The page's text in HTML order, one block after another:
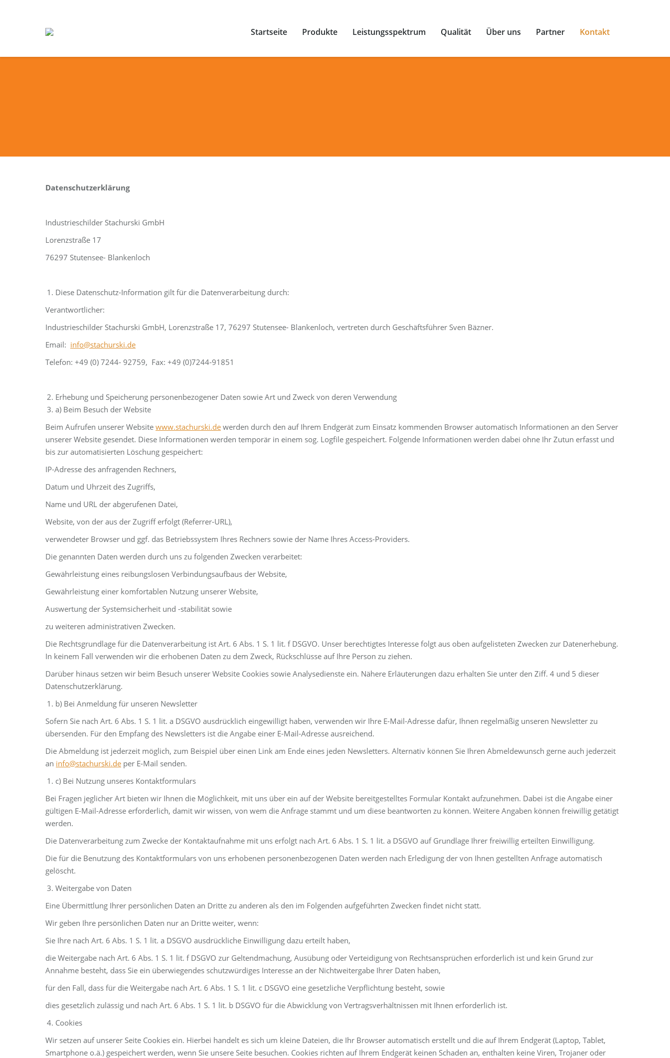
Startseite Produkte Leistungsspektrum Qualität Über uns Partner Kontakt
Datenschutzerklärung
Industrieschilder Stachurski GmbH
Lorenzstraße 17
76297 Stutensee- Blankenloch
Diese Datenschutz-Information gilt für die Datenverarbeitung durch:
Verantwortlicher:
Industrieschilder Stachurski GmbH, Lorenzstraße 17, 76297 Stutensee- Blankenloch, vertreten durch Geschäftsführer Sven Bäzner.
Email: info@stachurski.de
Telefon: +49 (0) 7244- 92759, Fax: +49 (0)7244-91851
Erhebung und Speicherung personenbezogener Daten sowie Art und Zweck von deren Verwendung
a) Beim Besuch der Website
Beim Aufrufen unserer Website www.stachurski.de werden durch den auf Ihrem Endgerät zum Einsatz kommenden Browser automatisch Informationen an den Server
unserer Website gesendet. Diese Informationen werden temporär in einem sog. Logfile gespeichert. Folgende Informationen werden dabei ohne Ihr Zutun erfasst und
bis zur automatisierten Löschung gespeichert:
IP-Adresse des anfragenden Rechners,
Datum und Uhrzeit des Zugriffs,
Name und URL der abgerufenen Datei,
Website, von der aus der Zugriff erfolgt (Referrer-URL),
verwendeter Browser und ggf. das Betriebssystem Ihres Rechners sowie der Name Ihres Access-Providers.
Die genannten Daten werden durch uns zu folgenden Zwecken verarbeitet:
Gewährleistung eines reibungslosen Verbindungsaufbaus der Website,
Gewährleistung einer komfortablen Nutzung unserer Website,
Auswertung der Systemsicherheit und -stabilität sowie
zu weiteren administrativen Zwecken.
Die Rechtsgrundlage für die Datenverarbeitung ist Art. 6 Abs. 1 S. 1 lit. f DSGVO. Unser berechtigtes Interesse folgt aus oben aufgelisteten Zwecken zur Datenerhebung.
In keinem Fall verwenden wir die erhobenen Daten zu dem Zweck, Rückschlüsse auf Ihre Person zu ziehen.
Darüber hinaus setzen wir beim Besuch unserer Website Cookies sowie Analysedienste ein. Nähere Erläuterungen dazu erhalten Sie unter den Ziff. 4 und 5 dieser
Datenschutzerklärung.
b) Bei Anmeldung für unseren Newsletter
Sofern Sie nach Art. 6 Abs. 1 S. 1 lit. a DSGVO ausdrücklich eingewilligt haben, verwenden wir Ihre E-Mail-Adresse dafür, Ihnen regelmäßig unseren Newsletter zu
übersenden. Für den Empfang des Newsletters ist die Angabe einer E-Mail-Adresse ausreichend.
Die Abmeldung ist jederzeit möglich, zum Beispiel über einen Link am Ende eines jeden Newsletters. Alternativ können Sie Ihren Abmeldewunsch gerne auch jederzeit
an info@stachurski.de per E-Mail senden.
c) Bei Nutzung unseres Kontaktformulars
Bei Fragen jeglicher Art bieten wir Ihnen die Möglichkeit, mit uns über ein auf der Website bereitgestelltes Formular Kontakt aufzunehmen. Dabei ist die Angabe einer
gültigen E-Mail-Adresse erforderlich, damit wir wissen, von wem die Anfrage stammt und um diese beantworten zu können. Weitere Angaben können freiwillig getätigt
werden.
Die Datenverarbeitung zum Zwecke der Kontaktaufnahme mit uns erfolgt nach Art. 6 Abs. 1 S. 1 lit. a DSGVO auf Grundlage Ihrer freiwillig erteilten Einwilligung.
Die für die Benutzung des Kontaktformulars von uns erhobenen personenbezogenen Daten werden nach Erledigung der von Ihnen gestellten Anfrage automatisch
gelöscht.
Weitergabe von Daten
Eine Übermittlung Ihrer persönlichen Daten an Dritte zu anderen als den im Folgenden aufgeführten Zwecken findet nicht statt.
Wir geben Ihre persönlichen Daten nur an Dritte weiter, wenn:
Sie Ihre nach Art. 6 Abs. 1 S. 1 lit. a DSGVO ausdrückliche Einwilligung dazu erteilt haben,
die Weitergabe nach Art. 6 Abs. 1 S. 1 lit. f DSGVO zur Geltendmachung, Ausübung oder Verteidigung von Rechtsansprüchen erforderlich ist und kein Grund zur
Annahme besteht, dass Sie ein überwiegendes schutzwürdiges Interesse an der Nichtweitergabe Ihrer Daten haben,
für den Fall, dass für die Weitergabe nach Art. 6 Abs. 1 S. 1 lit. c DSGVO eine gesetzliche Verpflichtung besteht, sowie
dies gesetzlich zulässig und nach Art. 6 Abs. 1 S. 1 lit. b DSGVO für die Abwicklung von Vertragsverhältnissen mit Ihnen erforderlich ist.
Cookies
Wir setzen auf unserer Seite Cookies ein. Hierbei handelt es sich um kleine Dateien, die Ihr Browser automatisch erstellt und die auf Ihrem Endgerät (Laptop, Tablet,
Smartphone o.ä.) gespeichert werden, wenn Sie unsere Seite besuchen. Cookies richten auf Ihrem Endgerät keinen Schaden an, enthalten keine Viren, Trojaner oder